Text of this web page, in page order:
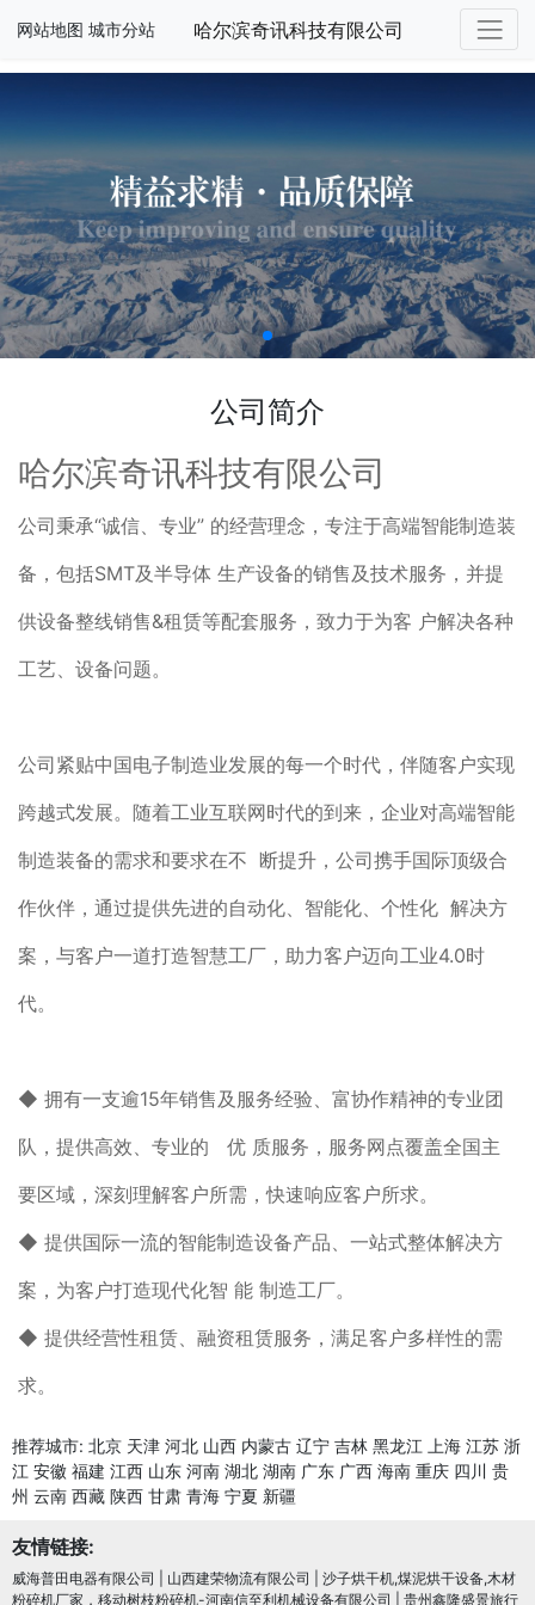
网站地图 城市分站 哈尔滨奇讯科技有限公司
公司简介
哈尔滨奇讯科技有限公司
公司秉承“诚信、专业” 的经营理念，专注于高端智能制造装
备，包括SMT及半导体 生产设备的销售及技术服务，并提
供设备整线销售&租赁等配套服务，致力于为客 户解决各种
工艺、设备问题。
公司紧贴中国电子制造业发展的每一个时代，伴随客户实现
跨越式发展。随着工业互联网时代的到来，企业对高端智能
制造装备的需求和要求在不 断提升，公司携手国际顶级合
作伙伴，通过提供先进的自动化、智能化、个性化 解决方
案，与客户一道打造智慧工厂，助力客户迈向工业4.0时
代。
◆ 拥有一支逾15年销售及服务经验、富协作精神的专业团
队，提供高效、专业的 优 质服务，服务网点覆盖全国主
要区域，深刻理解客户所需，快速响应客户所求。
◆ 提供国际一流的智能制造设备产品、一站式整体解决方
案，为客户打造现代化智 能 制造工厂。
◆ 提供经营性租赁、融资租赁服务，满足客户多样性的需
求。
推荐城市: 北京 天津 河北 山西 内蒙古 辽宁 吉林 黑龙江 上海 江苏 浙
江 安徽 福建 江西 山东 河南 湖北 湖南 广东 广西 海南 重庆 四川 贵
州 云南 西藏 陕西 甘肃 青海 宁夏 新疆
友情链接:
威海普田电器有限公司 山西建荣物流有限公司
沙子烘干机,煤泥烘干设备,木材
粉碎机厂家，移动树枝粉碎机-河南信至利机械设备有限公司
贵州鑫隆盛景旅行